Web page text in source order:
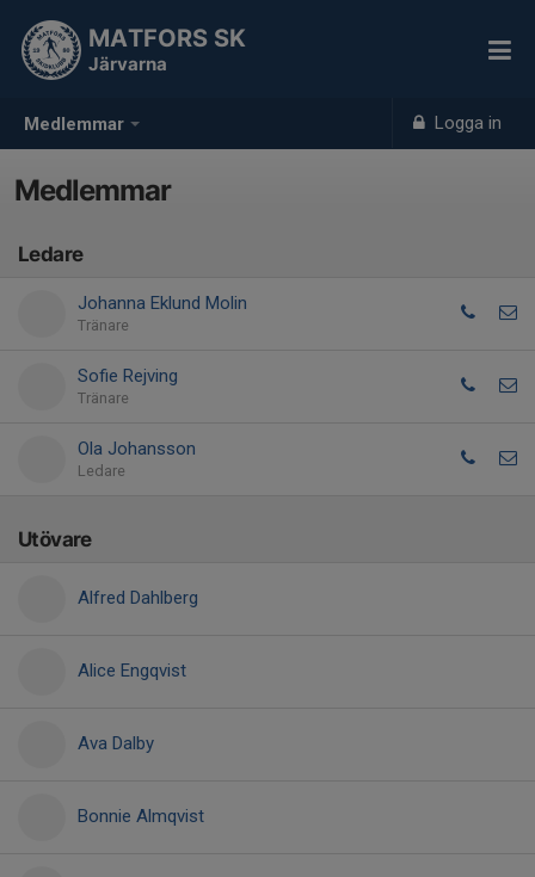
Medlemmar Logga in
MATFORS SK
Järvarna
Medlemmar
Ledare
Johanna Eklund Molin
Tränare
Sofie Rejving
Tränare
Ola Johansson
Ledare
Utövare
Alfred Dahlberg
Alice Engqvist
Ava Dalby
Bonnie Almqvist